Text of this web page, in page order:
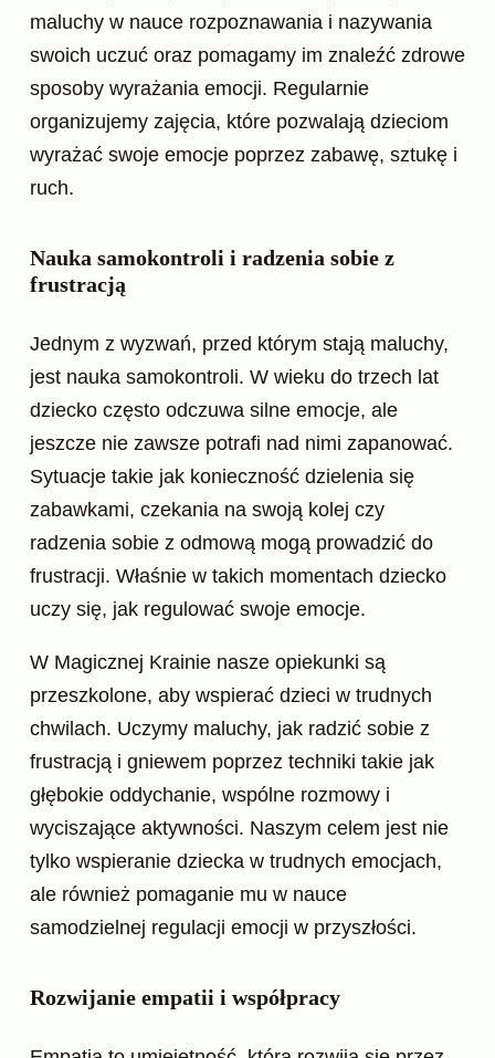
maluchy w nauce rozpoznawania i nazywania
swoich uczuć oraz pomagamy im znaleźć zdrowe
sposoby wyrażania emocji. Regularnie
organizujemy zajęcia, które pozwalają dzieciom
wyrażać swoje emocje poprzez zabawę, sztukę i
ruch.
Nauka samokontroli i radzenia sobie z
frustracją
Jednym z wyzwań, przed którym stają maluchy,
jest nauka samokontroli. W wieku do trzech lat
dziecko często odczuwa silne emocje, ale
jeszcze nie zawsze potrafi nad nimi zapanować.
Sytuacje takie jak konieczność dzielenia się
zabawkami, czekania na swoją kolej czy
radzenia sobie z odmową mogą prowadzić do
frustracji. Właśnie w takich momentach dziecko
uczy się, jak regulować swoje emocje.
W Magicznej Krainie nasze opiekunki są
przeszkolone, aby wspierać dzieci w trudnych
chwilach. Uczymy maluchy, jak radzić sobie z
frustracją i gniewem poprzez techniki takie jak
głębokie oddychanie, wspólne rozmowy i
wyciszające aktywności. Naszym celem jest nie
tylko wspieranie dziecka w trudnych emocjach,
ale również pomaganie mu w nauce
samodzielnej regulacji emocji w przyszłości.
Rozwijanie empatii i współpracy